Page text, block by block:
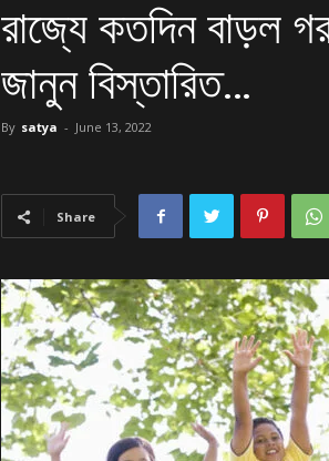
রাজ্যে কতদিন বাড়ল
জানুন বিস্তারিত…
By satya - June 13, 2022
Share